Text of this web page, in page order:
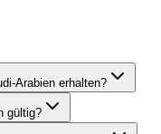
Arabien erhalten?
gültig?